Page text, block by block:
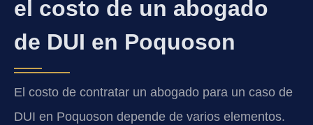
el costo de un abogado
de DUI en Poquoson
El costo de contratar un abogado para un caso de
DUI en Poquoson depende de varios elementos.